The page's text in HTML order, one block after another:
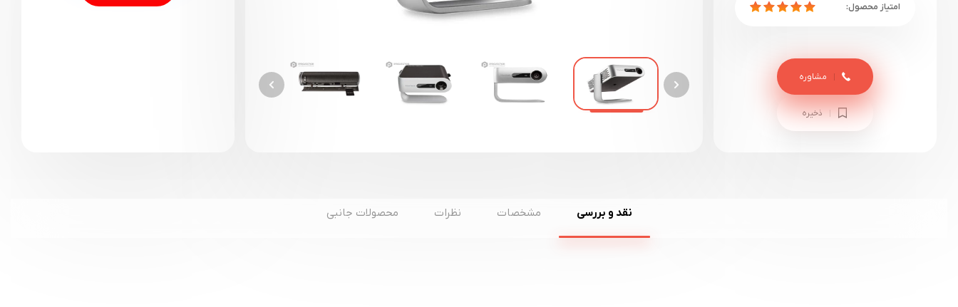
ذخیره
مشاوره
نقد و بررسی مشخصات نظرات محصولات جانبی